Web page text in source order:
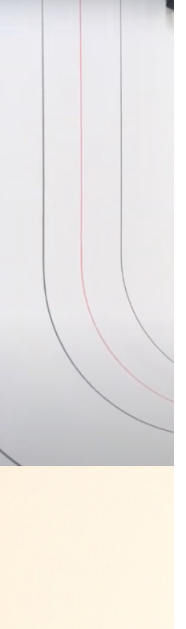
над сценографией
спортивные
и куртки.
арт-принты, а также
в виде бантов.
с фигурными
пластика, очки
будто собранные
гостей также
моделей,